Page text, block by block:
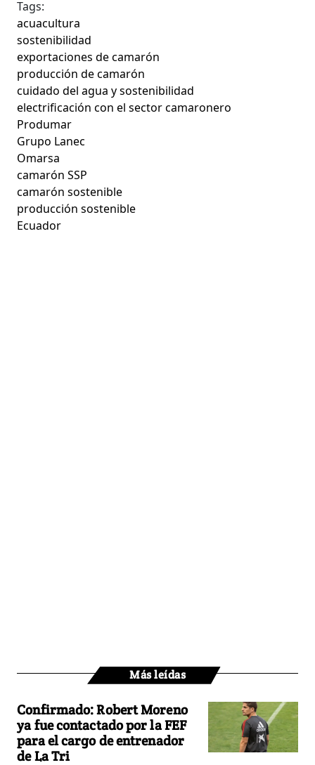
Tags:
acuacultura
sostenibilidad
exportaciones de camarón
producción de camarón
cuidado del agua y sostenibilidad
electrificación con el sector camaronero
Produmar
Grupo Lanec
Omarsa
camarón SSP
camarón sostenible
producción sostenible
Ecuador
Más leídas
Confirmado: Robert Moreno
ya fue contactado por la FEF
para el cargo de entrenador
de La Tri